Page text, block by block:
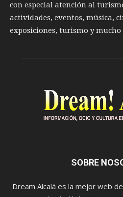
con especial atención al
actividades, eventos, música,
exposiciones, turismo y mucho
SOBRE
Dream Alcalá es la mejor web